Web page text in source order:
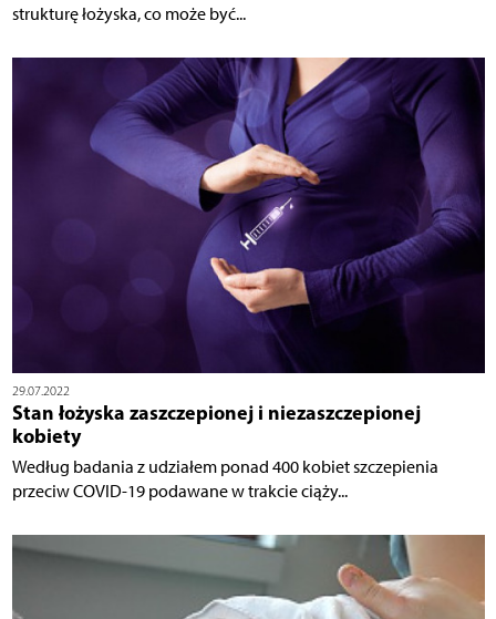
strukturę łożyska, co może być...
29.07.2022
Stan łożyska zaszczepionej i niezaszczepionej
kobiety
Według badania z udziałem ponad 400 kobiet szczepienia
przeciw COVID-19 podawane w trakcie ciąży...